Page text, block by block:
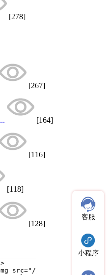
[278]
[267]
[164]
[116]
[118]
[128]
客服
小程序